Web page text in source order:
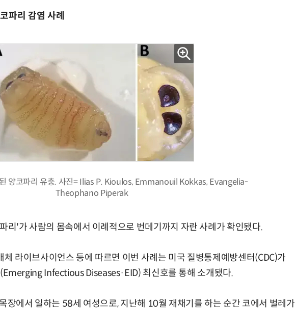
파리 감염 사례
양코파리 유충. 사진= Ilias P. Kioulos, Emmanouil Kokkas, Evangelia-
Theophano Piperak
리'가 사람의 몸속에서 이례적으로 번데기까지 자란 사례가 확인됐다.
라이브사이언스 등에 따르면 이번 사례는 미국 질병통제예방센터(CDC)가
Infectious Diseases·EID) 최신호를 통해 소개됐다.
장에서 일하는 58세 여성으로, 지난해 10월 재채기를 하는 순간 코에서 벌레가